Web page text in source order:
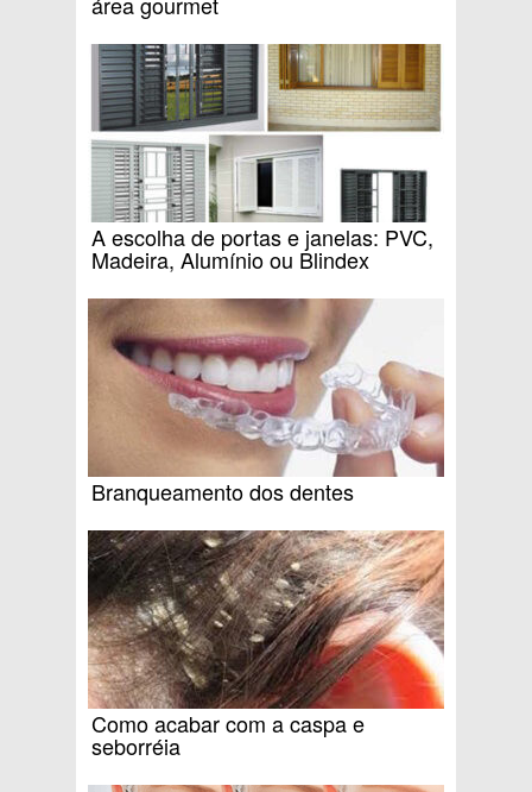
A escolha de portas e janelas: PVC,
Madeira, Alumínio ou Blindex
Branqueamento dos dentes
Como acabar com a caspa e
seborréia